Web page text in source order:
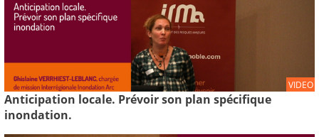
VIDEO
Anticipation locale. Prévoir son plan spécifique
inondation.